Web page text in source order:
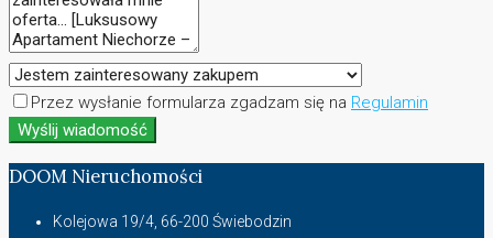
Przez wysłanie formularza zgadzam się na Regulamin
Wyślij wiadomość
DOOM Nieruchomości
Kolejowa 19/4, 66-200 Świebodzin